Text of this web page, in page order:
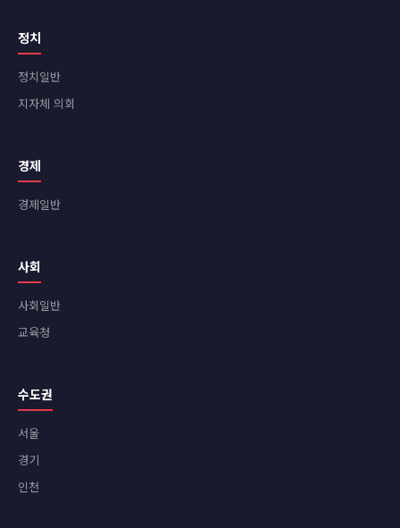
정치
정치일반
지자체 의회
경제
경제일반
사회
사회일반
교육청
수도권
서울
경기
인천